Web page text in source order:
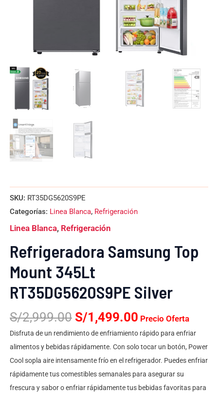
SKU: RT35DG5620S9PE
Categorías: Linea Blanca, Refrigeración
Linea Blanca, Refrigeración
Refrigeradora Samsung Top
Mount 345Lt
RT35DG5620S9PE Silver
S/2,999.00 S/1,499.00 Precio Oferta
Disfruta de un rendimiento de enfriamiento rápido para enfriar
alimentos y bebidas rápidamente. Con solo tocar un botón, Power
Cool sopla aire intensamente frío en el refrigerador. Puedes enfriar
rápidamente tus comestibles semanales para asegurar su
frescura y sabor o enfriar rápidamente tus bebidas favoritas para